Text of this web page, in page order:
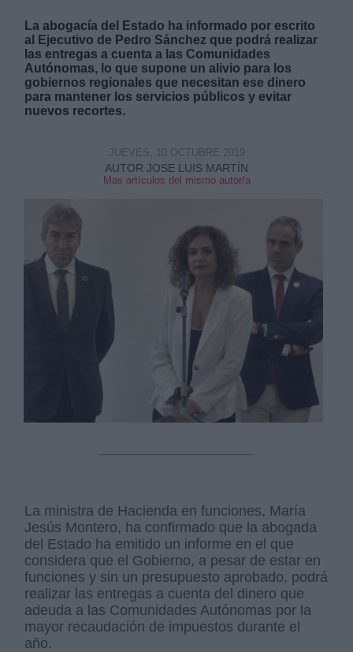
La abogacía del Estado ha informado por escrito
al Ejecutivo de Pedro Sánchez que podrá realizar
las entregas a cuenta a las Comunidades
Autónomas, lo que supone un alivio para los
gobiernos regionales que necesitan ese dinero
para mantener los servicios públicos y evitar
nuevos recortes.
AUTOR JOSE LUIS MARTÍN
Mas artículos del mismo autor/a
JUEVES, 10 OCTUBRE 2019
La ministra de Hacienda en funciones, María
Jesús Montero, ha confirmado que la abogada
del Estado ha emitido un informe en el que
considera que el Gobierno, a pesar de estar en
funciones y sin un presupuesto aprobado, podrá
realizar las entregas a cuenta del dinero que
adeuda a las Comunidades Autónomas por la
mayor recaudación de impuestos durante el
año.
link
link